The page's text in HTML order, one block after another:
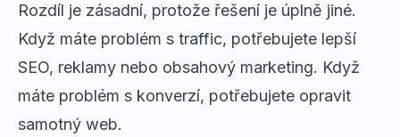
Rozdíl je zásadní, protože řešení je úplně jiné.
Když máte problém s traffic, potřebujete lepší
SEO, reklamy nebo obsahový marketing. Když
máte problém s konverzí, potřebujete opravit
samotný web.